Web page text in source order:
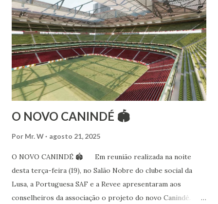
folclóricas do Rajastão (Kalbelia, Banjara, Ghoomar, Chair).
Bailarina profissional e professora de dança. Dedica-se há
15 anos ao estudo e pesquisa de danças étnicas, em especial
às danças ciganas, árabes e indianas. Iniciou seus estudos de
dança aos 4 anos de idade (em 1982) no balé clássico,
passando por diversas atividades co...
O NOVO CANINDÉ 🏟
Por Mr. W agosto 21, 2025
O NOVO CANINDÉ 🏟 Em reunião realizada na noite
desta terça-feira (19), no Salão Nobre do clube social da
Lusa, a Portuguesa SAF e a Revee apresentaram aos
conselheiros da associação o projeto do novo Canindé.